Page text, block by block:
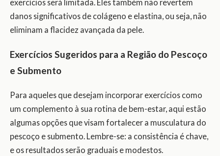
exercícios será limitada. Eles também não revertem
danos significativos de colágeno e elastina, ou seja, não
eliminam a flacidez avançada da pele.
Exercícios Sugeridos para a Região do Pescoço
e Submento
Para aqueles que desejam incorporar exercícios como
um complemento à sua rotina de bem-estar, aqui estão
algumas opções que visam fortalecer a musculatura do
pescoço e submento. Lembre-se: a consistência é chave,
e os resultados serão graduais e modestos.